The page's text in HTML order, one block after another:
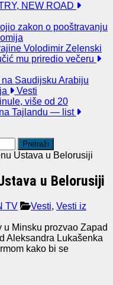
NEW ROAD
zakon o pooštravanju
Volodimir Zelenski
mu priredio večeru
Saudijsku Arabiju
Vesti
više od 20
Tajlandu — list
Ustava u Belorusiji
u Belorusiji
TV Vesti, Vesti iz
Minsku prozvao Zapad
Aleksandra Lukašenka
kako bi se